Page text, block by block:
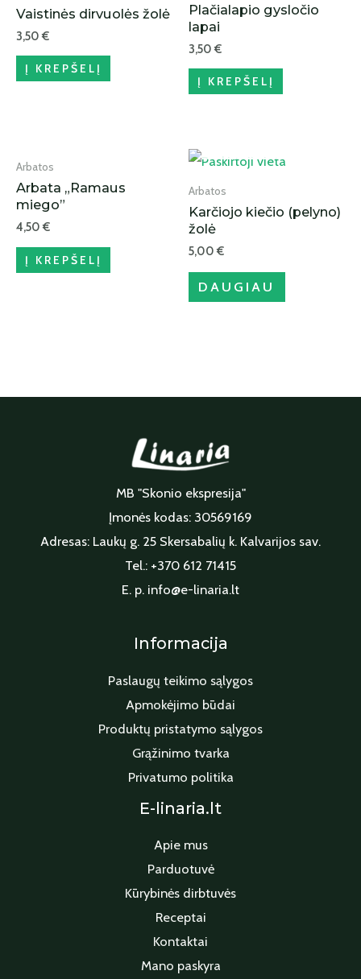
Vaistinės dirvuolės žolė
3,50€
Į KREPŠELĮ
Plačialapio gysločio
lapai
3,50€
Į KREPŠELĮ
Arbatos
Arbata „Ramaus
miego”
4,50€
Į KREPŠELĮ
Arbatos
Karčiojo kiečio (pelyno)
žolė
5,00€
DAUGIAU
MB "Skonio ekspresija"
Įmonės kodas: 30569169
Adresas: Laukų g. 25 Skersabalių k. Kalvarijos sav.
Tel.: +370 612 71415
E. p. info@e-linaria.lt
Informacija
Paslaugų teikimo sąlygos
Apmokėjimo būdai
Produktų pristatymo sąlygos
Grąžinimo tvarka
Privatumo politika
E-linaria.lt
Apie mus
Parduotuvė
Kūrybinės dirbtuvės
Receptai
Kontaktai
Mano paskyra